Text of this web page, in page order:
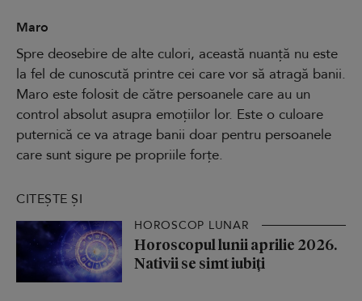
Maro
Spre deosebire de alte culori, această nuanță nu este
la fel de cunoscută printre cei care vor să atragă banii.
Maro este folosit de către persoanele care au un
control absolut asupra emoțiilor lor. Este o culoare
puternică ce va atrage banii doar pentru persoanele
care sunt sigure pe propriile forțe.
CITEȘTE ȘI
HOROSCOP LUNAR
Horoscopul lunii aprilie 2026.
Nativii se simt iubiți